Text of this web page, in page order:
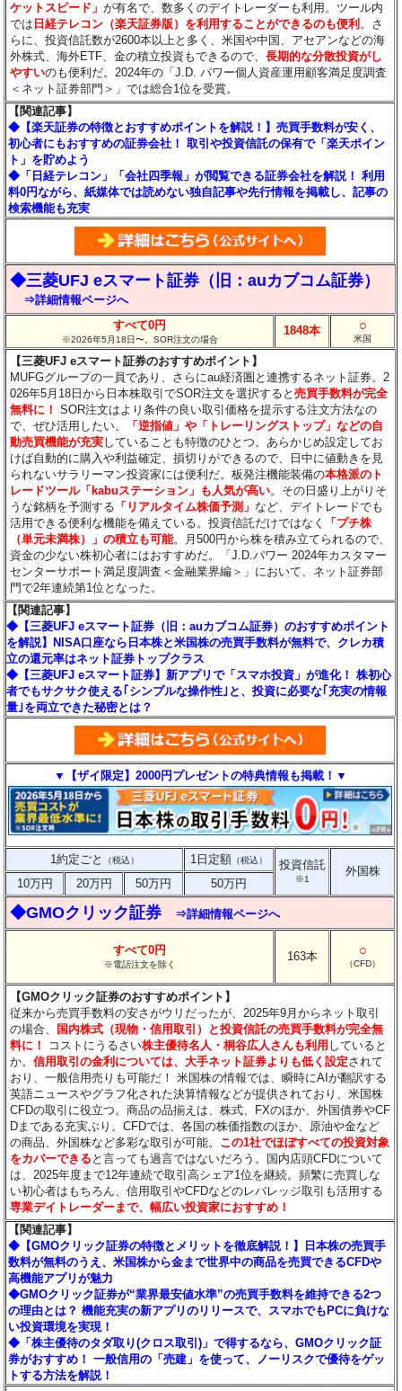
ケットスピード」が有名で、数多くのデイトレーダーも利用。ツール内
では 日経テレコン（楽天証券版）を利用することができるのも便利 。さ
らに、投資信託数が2600本以上と多く、米国や中国、アセアンなどの海
外株式、海外ETF、金の積立投資もできるので、長期的な分散投資がし
やすいのも便利だ。2024年の「J.D. パワー個人資産運用顧客満足度調査
＜ネット証券部門＞」では総合1位を受賞。
【関連記事】
◆【楽天証券の特徴とおすすめポイントを解説！】売買手数料が安く、
初心者にもおすすめの証券会社！ 取引や投資信託の保有で「楽天ポイン
ト」を貯めよう
◆「日経テレコン」「会社四季報」が閲覧できる証券会社を解説！ 利用
料0円ながら、紙媒体では読めない独自記事や先行情報を掲載し、記事の
検索機能も充実
◆三菱UFJ eスマート証券（旧：auカブコム証券）
⇒詳細情報ページへ
すべて0円
※2026年5月18日〜。SOR注文の場合
1848本 ○
米国
【三菱UFJ eスマート証券のおすすめポイント】
MUFGグループの一員であり、さらにau経済圏と連携するネット証券。2
026年5月18日から日本株取引でSOR注文を選択すると売買手数料が完全
無料に！ SOR注文はより条件の良い取引価格を提示する注文方法なの
で、ぜひ活用したい。
「逆指値」や「トレーリングストップ」などの自
動売買機能が充実していることも特徴のひとつ。あらかじめ設定してお
けば自動的に購入や利益確定、損切りができるので、日中に値動きを見
られないサラリーマン投資家には便利だ。板発注機能装備の本格派のト
レードツール「kabuステーション」も人気が高い。その日盛り上がりそ
うな銘柄を予測する 「リアルタイム株価予測」 など、デイトレードでも
活用できる便利な機能を備えている。投資信託だけではなく
「プチ株
（単元未満株）」の積立も可能。月500円から株を積み立てられるので、
資金の少ない株初心者にはおすすめだ。「J.D.パワー 2024年カスタマー
センターサポート満足度調査＜金融業界編＞」において、ネット証券部
門で2年連続第1位となった。
【関連記事】
◆【三菱UFJ eスマート証券（旧：auカブコム証券）のおすすめポイント
を解説】NISA口座なら日本株と米国株の売買手数料が無料で、クレカ積
立の還元率はネット証券トップクラス
◆【三菱UFJ eスマート証券】新アプリで「スマホ投資」が進化！ 株初心
者でもサクサク使える｢シンプルな操作性｣と、投資に必要な｢充実の情報
量｣を両立できた秘密とは？
▼【ザイ限定】2000円プレゼントの特典情報も掲載！▼
1約定ごと （税込） 1日定額 （税込） 投資信託
※1
外国株
10万円
20万円 50万円 50万円
◆GMOクリック証券 ⇒詳細情報ページへ
すべて0円
※電話注文を除く
163本 ○
（CFD）
【GMOクリック証券のおすすめポイント】
従来から売買手数料の安さがウリだったが、2025年9月からネット取引
の場合、
国内株式（現物・信用取引）と投資信託の売買手数料が完全無
料に！
コストにうるさい株主優待名人・桐谷広人さんも利用 していると
か。信用取引の金利については、大手ネット証券よりも低く設定されて
おり、一般信用売りも可能だ！ 米国株の情報では、瞬時にAIが翻訳する
英語ニュースやグラフ化された決算情報などが提供されており、米国株
CFDの取引に役立つ。商品の品揃えは、株式、FXのほか、外国債券やCF
Dまである充実ぶり。CFDでは、各国の株価指数のほか、原油や金など
の商品、外国株など多彩な取引が可能。 この1社でほぼすべての投資対象
をカバーできる と言っても過言ではないだろう。国内店頭CFDについて
は、2025年度まで12年連続で取引高シェア1位を継続。頻繁に売買しな
い初心者はもちろん、信用取引やCFDなどのレバレッジ取引も活用する
専業デイトレーダーまで、幅広い投資家におすすめ！
【関連記事】
◆【GMOクリック証券の特徴とメリットを徹底解説！】日本株の売買手
数料が無料のうえ、米国株から金まで世界中の商品を売買できるCFDや
高機能アプリが魅力
◆GMOクリック証券が“業界最安値水準”の売買手数料を維持できる2つ
の理由とは？ 機能充実の新アプリのリリースで、スマホでもPCに負けな
い投資環境を実現！
◆「株主優待のタダ取り(クロス取引)」で得するなら、GMOクリック証
券がおすすめ！ 一般信用の「売建」を使って、ノーリスクで優待をゲッ
トする方法を解説！